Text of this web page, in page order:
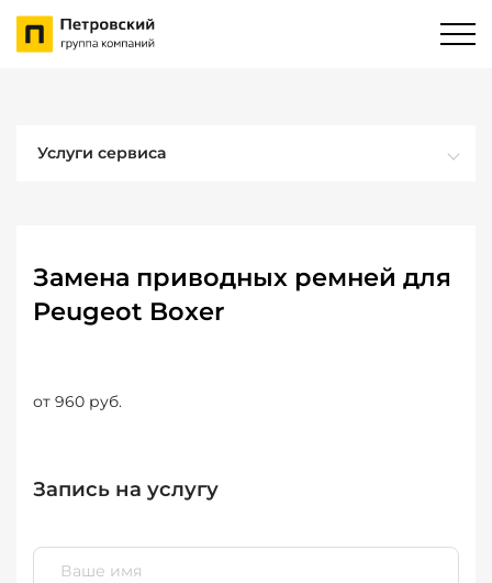
Услуги сервиса
Замена приводных ремней для
Peugeot Boxer
от 960 руб.
Запись на услугу